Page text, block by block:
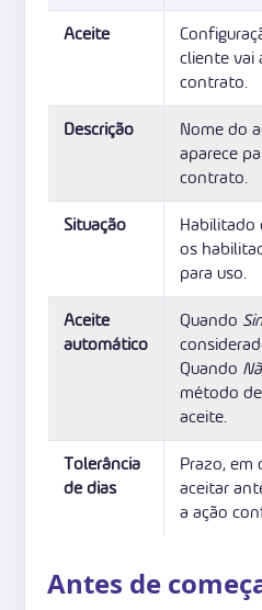
Aceite
cliente vai
contrato.
Descrição
Nome do
aparece
contrato.
Situação
os
para uso.
Aceite
automático
Quando
Quando
método
aceite.
Tolerância
de dias
Prazo, em
aceitar
a ação
Antes de